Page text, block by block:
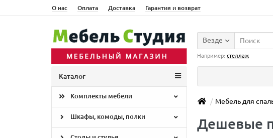
О нас Оплата Доставка Гарантия и возврат
Везде
Например: стеллаж
Каталог
Комплекты мебели
Шкафы, комоды, полки
Мебель для
Дешевые